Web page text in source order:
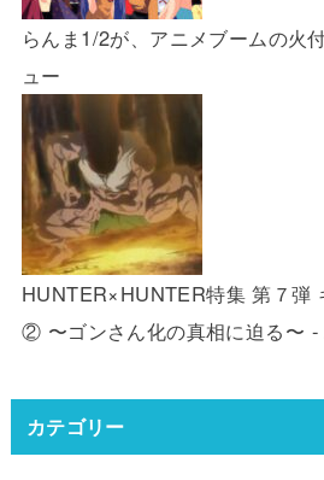
らんま1/2が、アニメブームの火
ュー
HUNTER×HUNTER特集 第７弾
② 〜ゴンさん化の真相に迫る〜 -
カテゴリー